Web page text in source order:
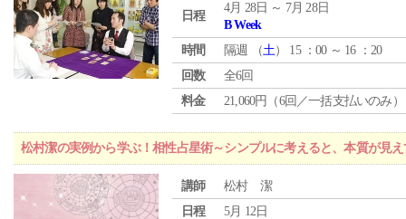
日程
4月 28日 ～ 7月 28日
B Week
時間
隔週 （土） 15 ：00 ～ 16 ：20
回数
全6回
料金
21,060円（6回／一括支払いのみ）
松村潔の実例から学ぶ！相性占星術～シンプルに考えると、本質が見
講師
松村 潔
日程
5月 12日